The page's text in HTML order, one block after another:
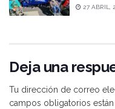
27 ABRIL,
Deja una
Tu dirección de correo
campos obligatorios